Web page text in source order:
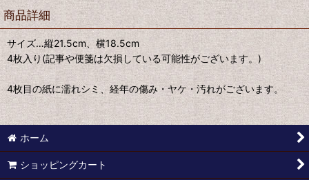
商品詳細
サイズ…縦21.5cm、横18.5cm
4枚入り(記事や便箋は欠損している可能性がございます。)
4枚目の紙に濡れシミ、経年の傷み・ヤケ・汚れがございます。
ホーム
ショッピングカート